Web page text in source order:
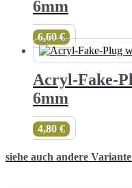
6mm
6,60€
Acryl-Fake-
6mm
4,80 €
siehe auch andere